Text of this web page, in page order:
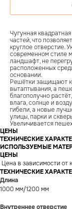
Чугунная
частей, что
круглое отверстие.
современном стиле
ландшафт, не
расположенных
основании.
Решётки защищают
вытаптывания, а
благополучно
влага, солнце и
гибели, а новые
улицы, парки и
Увеличивается
ЦЕНЫ
ТЕХНИЧЕСКИЕ
ИСПОЛЬЗУЕМЫЕ
ЦЕНЫ
Цена в зависимости от
ТЕХНИЧЕСКИЕ
Длина
1000 мм/1200 мм
Внутреннее отверстие